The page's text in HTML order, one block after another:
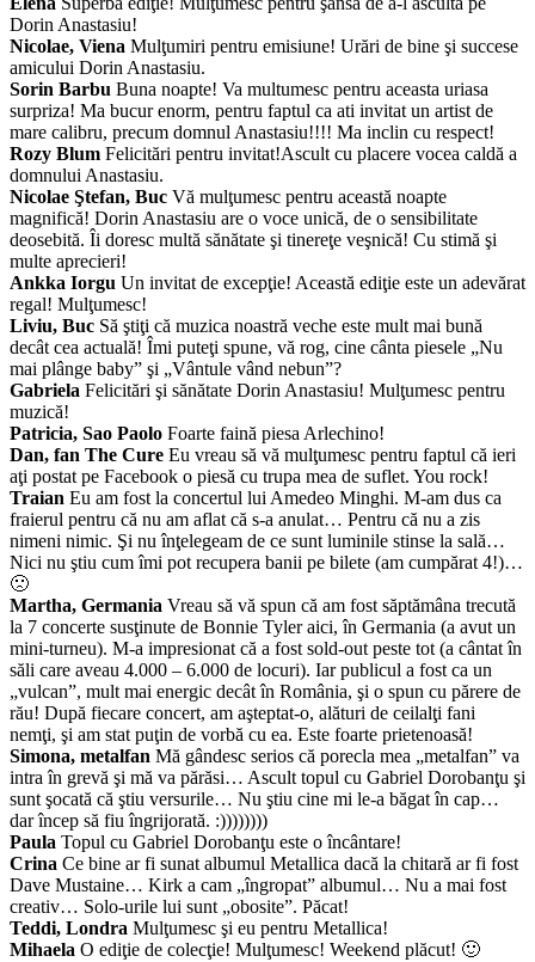
Dorin Anastasiu!
Nicolae, Viena Mulţumiri pentru emisiune! Urări de bine şi succese
amicului Dorin Anastasiu.
Sorin Barbu Buna noapte! Va multumesc pentru aceasta uriasa
surpriza! Ma bucur enorm, pentru faptul ca ati invitat un artist de
mare calibru, precum domnul Anastasiu!!!! Ma inclin cu respect!
Rozy Blum Felicitări pentru invitat!Ascult cu placere vocea caldă a
domnului Anastasiu.
Nicolae Ştefan, Buc Vă mulţumesc pentru această noapte
magnifică! Dorin Anastasiu are o voce unică, de o sensibilitate
deosebită. Îi doresc multă sănătate şi tinereţe veşnică! Cu stimă şi
multe aprecieri!
Ankka Iorgu Un invitat de excepţie! Această ediţie este un adevărat
regal! Mulţumesc!
Liviu, Buc Să ştiţi că muzica noastră veche este mult mai bună
decât cea actuală! Îmi puteţi spune, vă rog, cine cânta piesele „Nu
mai plânge baby” şi „Vântule vând nebun”?
Gabriela Felicitări şi sănătate Dorin Anastasiu! Mulţumesc pentru
muzică!
Patricia, Sao Paolo Foarte faină piesa Arlechino!
Dan, fan The Cure Eu vreau să vă mulţumesc pentru faptul că ieri
aţi postat pe Facebook o piesă cu trupa mea de suflet. You rock!
Traian Eu am fost la concertul lui Amedeo Minghi. M-am dus ca
fraierul pentru că nu am aflat că s-a anulat… Pentru că nu a zis
nimeni nimic. Şi nu înţelegeam de ce sunt luminile stinse la sală…
Nici nu ştiu cum îmi pot recupera banii pe bilete (am cumpărat 4!)…
🙁
Martha, Germania Vreau să vă spun că am fost săptămâna trecută
la 7 concerte susţinute de Bonnie Tyler aici, în Germania (a avut un
mini-turneu). M-a impresionat că a fost sold-out peste tot (a cântat în
săli care aveau 4.000 – 6.000 de locuri). Iar publicul a fost ca un
„vulcan”, mult mai energic decât în România, şi o spun cu părere de
rău! După fiecare concert, am aşteptat-o, alături de ceilalţi fani
nemţi, şi am stat puţin de vorbă cu ea. Este foarte prietenoasă!
Simona, metalfan Mă gândesc serios că porecla mea „metalfan” va
intra în grevă şi mă va părăsi… Ascult topul cu Gabriel Dorobanţu şi
sunt şocată că ştiu versurile… Nu ştiu cine mi le-a băgat în cap…
dar încep să fiu îngrijorată. :))))))))
Paula Topul cu Gabriel Dorobanţu este o încântare!
Crina Ce bine ar fi sunat albumul Metallica dacă la chitară ar fi fost
Dave Mustaine… Kirk a cam „îngropat” albumul… Nu a mai fost
creativ… Solo-urile lui sunt „obosite”. Păcat!
Teddi, Londra Mulţumesc şi eu pentru Metallica!
Mihaela O ediţie de colecţie! Mulţumesc! Weekend plăcut! 🙂